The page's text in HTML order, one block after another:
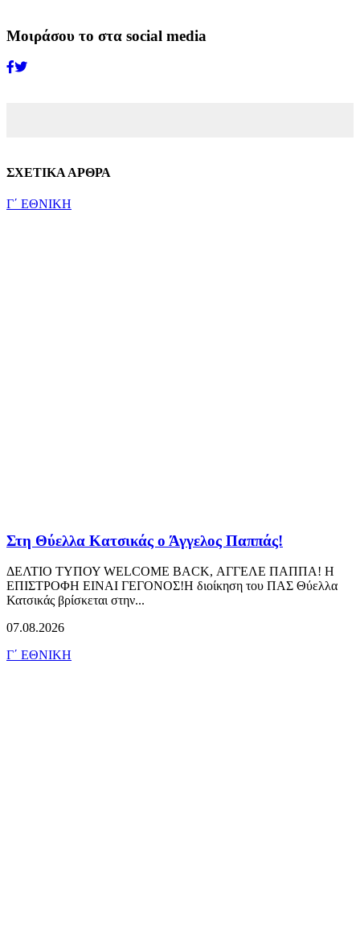
Μοιράσου το στα social media
ΣΧΕΤΙΚΑ ΑΡΘΡΑ
Γ΄ ΕΘΝΙΚΗ
Στη Θύελλα Κατσικάς ο Άγγελος Παππάς!
ΔΕΛΤΙΟ ΤΥΠΟΥ WELCOME BACK, ΑΓΓΕΛΕ ΠΑΠΠΑ! Η
ΕΠΙΣΤΡΟΦΗ ΕΙΝΑΙ ΓΕΓΟΝΟΣ!Η διοίκηση του ΠΑΣ Θύελλα
Κατσικάς βρίσκεται στην...
07.08.2026
Γ΄ ΕΘΝΙΚΗ